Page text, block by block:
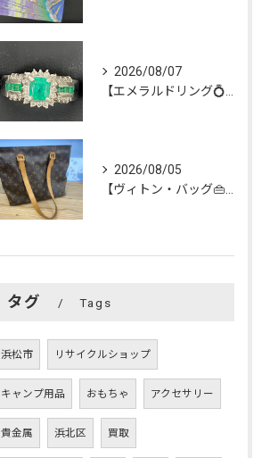
2026/08/07
2026/08/05
タグ Tags
浜松市 リサイクルショップ
キャンプ用品 おもちゃ アクセサリー
貴金属 浜北区 買取